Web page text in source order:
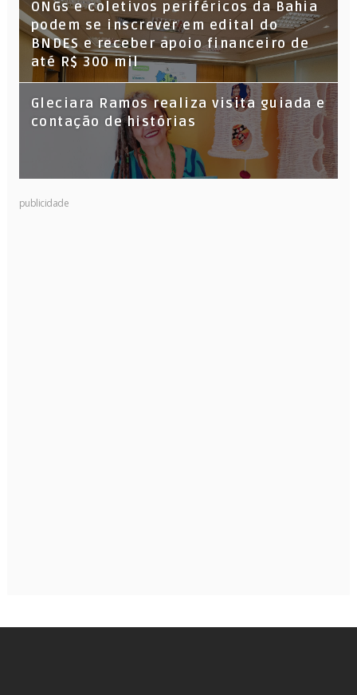
ONGs e coletivos periféricos da Bahia
podem se inscrever em edital do
BNDES e receber apoio financeiro de
até R$ 300 mil
Gleciara Ramos realiza visita guiada e
contação de histórias
publicidade